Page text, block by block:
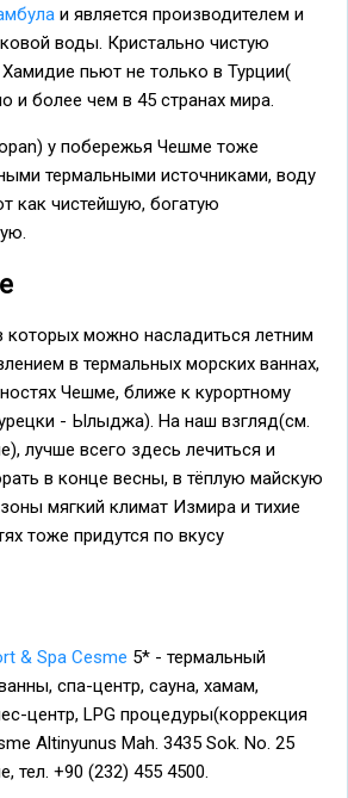
и является производителем и
воды. Кристально чистую
пьют не только в Турции(
и более чем в 45 странах мира.
у побережья Чешме тоже
термальными источниками, воду
как чистейшую, богатую
которых можно насладиться летним
в термальных морских ваннах,
Чешме, ближе к курортному
- Ылыджа). На наш взгляд(см.
лучше всего здесь лечиться и
в конце весны, в тёплую майскую
мягкий климат Измира и тихие
тоже придутся по вкусу
& Spa Cesme 5* - термальный
спа-центр, сауна, хамам,
центр, LPG процедуры(коррекция
Altinyunus Mah. 3435 Sok. No. 25
тел. +90 (232) 455 4500.